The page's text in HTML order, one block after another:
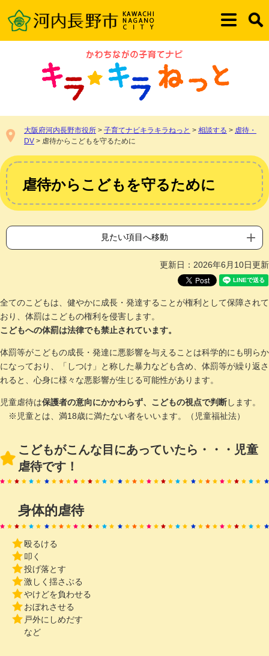
ー
の
ニ
ー
文
メ
検
大阪府河内長野市役所 > 子育てナビキラキラねっと > 相談する > 虐待・
DV > 虐待からこどもを守るために
本
文
虐待からこどもを守るために
見たい項目へ移動
更新日：2026年6月10日更新
全てのこどもは、健やかに成長・発達することが権利として保障されて
おり、体罰はこどもの権利を侵害します。
こどもへの体罰は法律でも禁止されています。
体罰等がこどもの成長・発達に悪影響を与えることは科学的にも明らか
になっており、「しつけ」と称した暴力なども含め、体罰等が繰り返さ
れると、心身に様々な悪影響が生じる可能性があります。
児童虐待は保護者の意向にかかわらず、こどもの視点で判断します。
※児童とは、満18歳に満たない者をいいます。（児童福祉法）
こどもがこんな目にあっていたら・・・児童
虐待です！
身体的虐待
殴るける
叩く
投げ落とす
激しく揺さぶる
やけどを負わせる
おぼれさせる
戸外にしめだす
など